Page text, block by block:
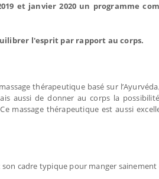
et janvier 2020 un programme
l'esprit par rapport au corps.
thérapeutique basé sur
aussi de donner au corps la
massage thérapeutique est aussi
cadre typique pour manger